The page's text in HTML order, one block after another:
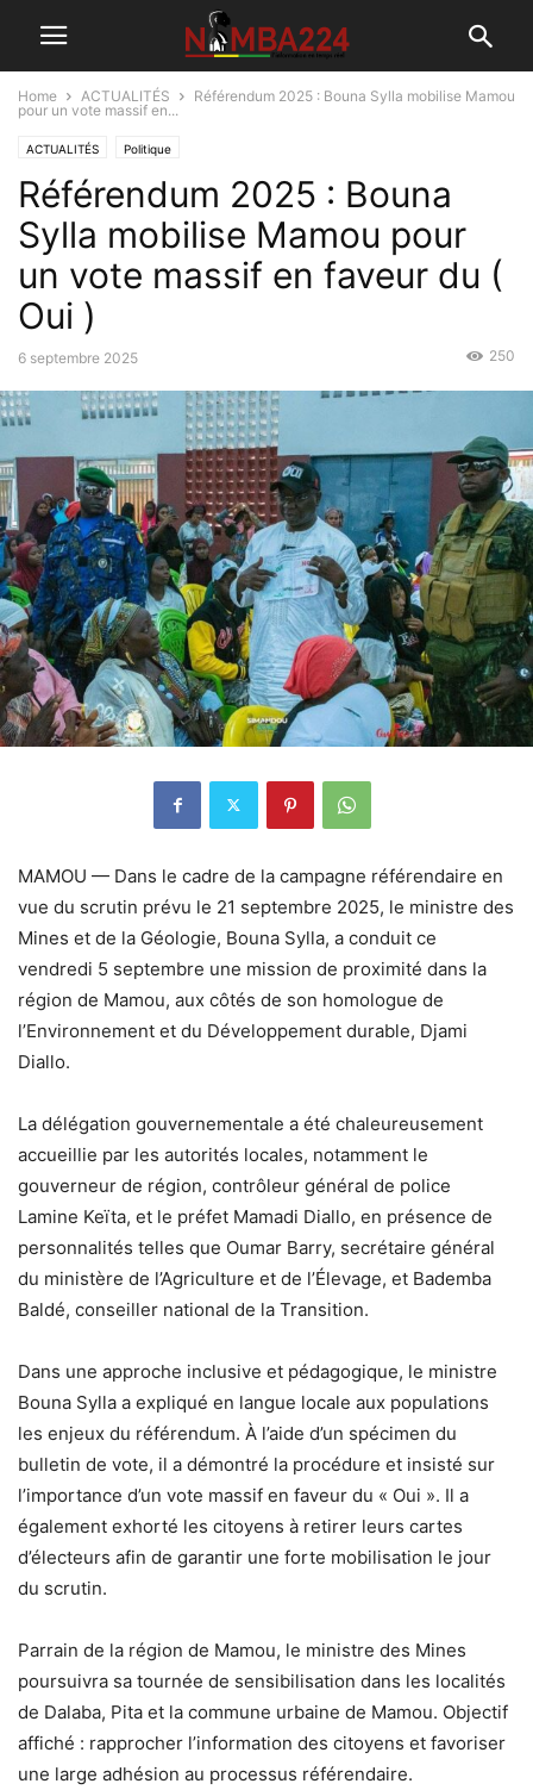
Home ACTUALITÉS
Référendum 2025 : Bouna Sylla mobilise Mamou
pour un vote massif en...
ACTUALITÉS Politique
Référendum 2025 : Bouna
Sylla mobilise Mamou pour
un vote massif en faveur du (
Oui )
6 septembre 2025 250
MAMOU — Dans le cadre de la campagne référendaire en
vue du scrutin prévu le 21 septembre 2025, le ministre des
Mines et de la Géologie, Bouna Sylla, a conduit ce
vendredi 5 septembre une mission de proximité dans la
région de Mamou, aux côtés de son homologue de
l’Environnement et du Développement durable, Djami
Diallo.
La délégation gouvernementale a été chaleureusement
accueillie par les autorités locales, notamment le
gouverneur de région, contrôleur général de police
Lamine Keïta, et le préfet Mamadi Diallo, en présence de
personnalités telles que Oumar Barry, secrétaire général
du ministère de l’Agriculture et de l’Élevage, et Bademba
Baldé, conseiller national de la Transition.
Dans une approche inclusive et pédagogique, le ministre
Bouna Sylla a expliqué en langue locale aux populations
les enjeux du référendum. À l’aide d’un spécimen du
bulletin de vote, il a démontré la procédure et insisté sur
l’importance d’un vote massif en faveur du « Oui ». Il a
également exhorté les citoyens à retirer leurs cartes
d’électeurs afin de garantir une forte mobilisation le jour
du scrutin.
Parrain de la région de Mamou, le ministre des Mines
poursuivra sa tournée de sensibilisation dans les localités
de Dalaba, Pita et la commune urbaine de Mamou. Objectif
affiché : rapprocher l’information des citoyens et favoriser
une large adhésion au processus référendaire.